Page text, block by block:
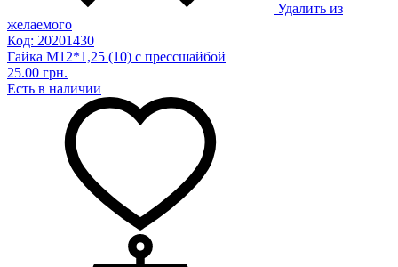
Удалить из
желаемого
Код: 20201430
Гайка М12*1,25 (10) с прессшайбой
25.00 грн.
Есть в наличии